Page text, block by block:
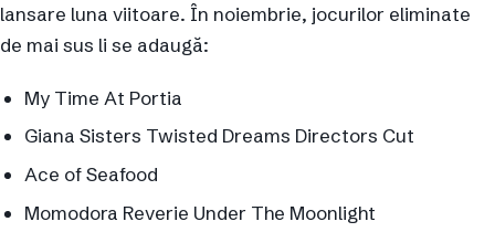
lansare luna viitoare. În noiembrie, jocurilor eliminate
de mai sus li se adaugă:
My Time At Portia
Giana Sisters Twisted Dreams Directors Cut
Ace of Seafood
Momodora Reverie Under The Moonlight